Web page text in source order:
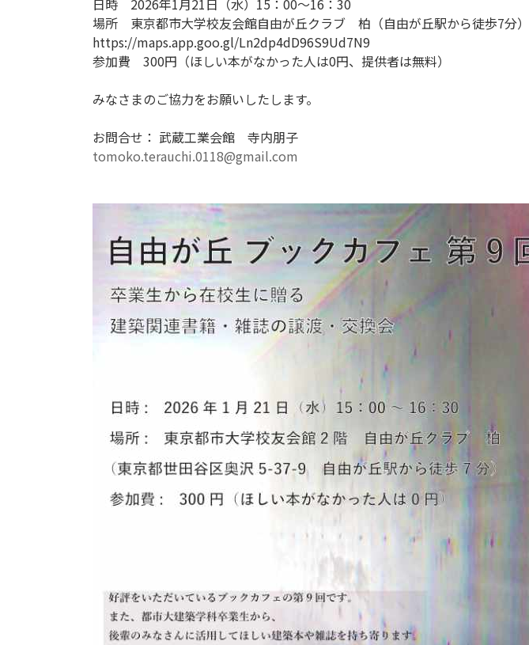
場所 東京都市大学校友会館自由が丘クラブ 柏（自由が丘駅から徒歩7分）
https://maps.app.goo.gl/Ln2dp4dD96S9Ud7N9
参加費 300円（ほしい本がなかった人は0円、提供者は無料）
みなさまのご協力をお願いしたします。
お問合せ： 武蔵工業会館 寺内朋子
tomoko.terauchi.0118@gmail.com